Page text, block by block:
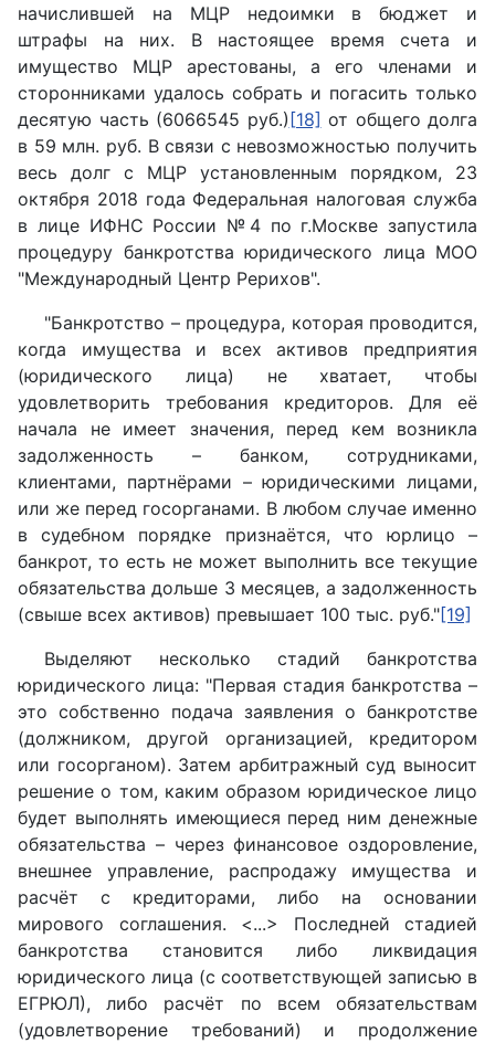
начислившей на МЦР недоимки в бюджет и
штрафы на них. В настоящее время счета и
имущество МЦР арестованы, а его членами и
сторонниками удалось собрать и погасить только
десятую часть (6066545 руб.)[18] от общего долга
в 59 млн. руб. В связи с невозможностью получить
весь долг с МЦР установленным порядком, 23
октября 2018 года Федеральная налоговая служба
в лице ИФНС России №4 по г.Москве запустила
процедуру банкротства юридического лица МОО
"Международный Центр Рерихов".
"Банкротство – процедура, которая проводится,
когда имущества и всех активов предприятия
(юридического лица) не хватает, чтобы
удовлетворить требования кредиторов. Для её
начала не имеет значения, перед кем возникла
задолженность – банком, сотрудниками,
клиентами, партнёрами – юридическими лицами,
или же перед госорганами. В любом случае именно
в судебном порядке признаётся, что юрлицо –
банкрот, то есть не может выполнить все текущие
обязательства дольше 3 месяцев, а задолженность
(свыше всех активов) превышает 100 тыс. руб."[19]
Выделяют несколько стадий банкротства
юридического лица: "Первая стадия банкротства –
это собственно подача заявления о банкротстве
(должником, другой организацией, кредитором
или госорганом). Затем арбитражный суд выносит
решение о том, каким образом юридическое лицо
будет выполнять имеющиеся перед ним денежные
обязательства – через финансовое оздоровление,
внешнее управление, распродажу имущества и
расчёт с кредиторами, либо на основании
мирового соглашения. <...> Последней стадией
банкротства становится либо ликвидация
юридического лица (с соответствующей записью в
ЕГРЮЛ), либо расчёт по всем обязательствам
(удовлетворение требований) и продолжение